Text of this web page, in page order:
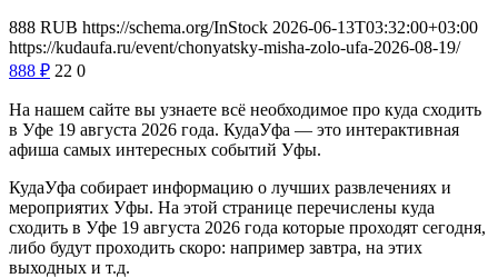
888 RUB https://schema.org/InStock 2026-06-13T03:32:00+03:00
https://kudaufa.ru/event/chonyatsky-misha-zolo-ufa-2026-08-19/
888 ₽ 22 0
На нашем сайте вы узнаете всё необходимое про куда сходить
в Уфе 19 августа 2026 года. КудаУфа — это интерактивная
афиша самых интересных событий Уфы.
КудаУфа собирает информацию о лучших развлечениях и
мероприятих Уфы. На этой странице перечислены куда
сходить в Уфе 19 августа 2026 года которые проходят сегодня,
либо будут проходить скоро: например завтра, на этих
выходных и т.д.